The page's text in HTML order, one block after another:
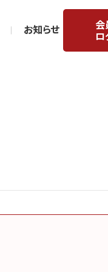
会
ロ
お知らせ